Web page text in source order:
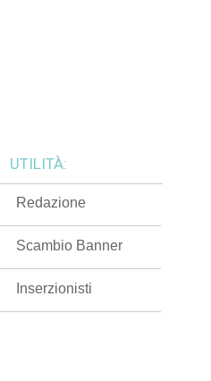
UTILITÀ:
Redazione
Scambio Banner
Inserzionisti